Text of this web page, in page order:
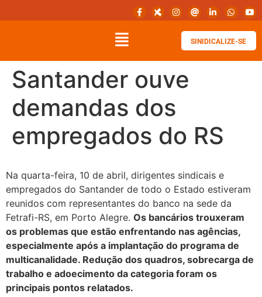
SINIDICALIZE-SE
Santander ouve
demandas dos
empregados do RS
Na quarta-feira, 10 de abril, dirigentes sindicais e
empregados do Santander de todo o Estado estiveram
reunidos com representantes do banco na sede da
Fetrafi-RS, em Porto Alegre. Os bancários trouxeram
os problemas que estão enfrentando nas agências,
especialmente após a implantação do programa de
multicanalidade. Redução dos quadros, sobrecarga de
trabalho e adoecimento da categoria foram os
principais pontos relatados.